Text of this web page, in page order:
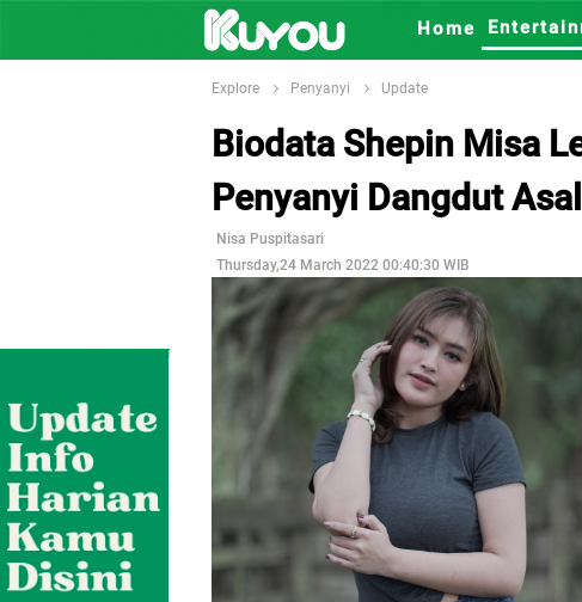
Home
Explore Penyanyi Update
Biodata Shepin Misa
Penyanyi Dangdut
Nisa Puspitasari
Thursday,24 March 2022 00:40:30 WIB